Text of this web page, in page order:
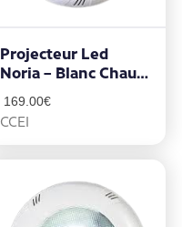
Projecteur Led
Noria – Blanc Chaud
169.00€
CCEI